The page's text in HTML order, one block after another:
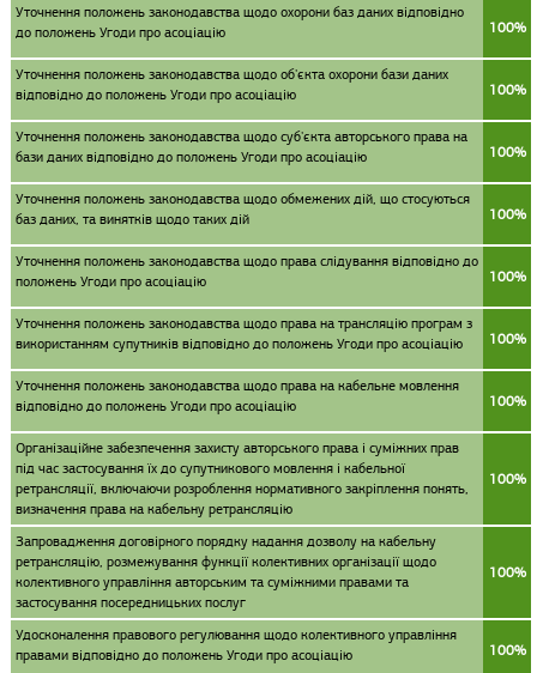
Уточнення положень законодавства щодо охорони баз даних відповідно
до положень Угоди про асоціацію
100%
Уточнення положень законодавства щодо об'єкта охорони бази даних
відповідно до положень Угоди про асоціацію
100%
Уточнення положень законодавства щодо суб'єкта авторського права на
бази даних відповідно до положень Угоди про асоціацію
100%
Уточнення положень законодавства щодо обмежених дій, що стосуються
баз даних, та винятків щодо таких дій
100%
Уточнення положень законодавства щодо права слідування відповідно до
положень Угоди про асоціацію
100%
Уточнення положень законодавства щодо права на трансляцію програм з
використанням супутників відповідно до положень Угоди про асоціацію
100%
Уточнення положень законодавства щодо права на кабельне мовлення
відповідно до положень Угоди про асоціацію
100%
Організаційне забезпечення захисту авторського права і суміжних прав
під час застосування їх до супутникового мовлення і кабельної
ретрансляції, включаючи розроблення нормативного закріплення понять,
визначення права на кабельну ретрансляцію
100%
Запровадження договірного порядку надання дозволу на кабельну
ретрансляцію, розмежування функції колективних організації щодо
колективного управління авторським та суміжними правами та
застосування посередницьких послуг
100%
Удосконалення правового регулювання щодо колективного управління
правами відповідно до положень Угоди про асоціацію
100%